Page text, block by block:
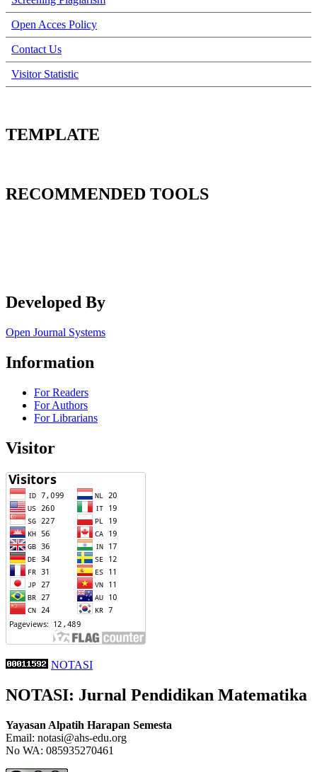
Open Acces Policy
Contact Us
Visitor Statistic
TEMPLATE
RECOMMENDED TOOLS
Developed By
Open Journal Systems
Information
For Readers
For Authors
For Librarians
Visitor
NOTASI
NOTASI: Jurnal Pendidikan Matematika
Yayasan Alpatih Harapan Semesta
Email: notasi@ahs-edu.org
No WA: 085935270461